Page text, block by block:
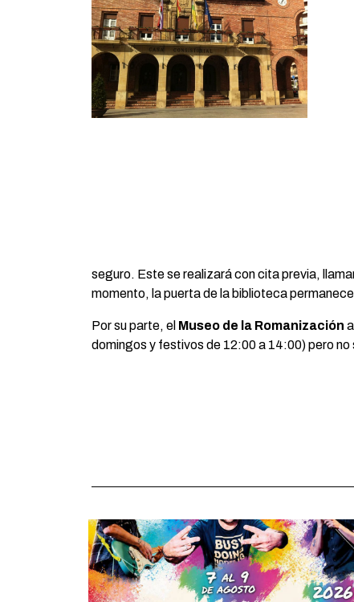
seguro. Este se realizará con cita previa,
momento, la puerta de la biblioteca
Por su parte, el Museo de la Romanización
domingos y festivos de 12:00 a 14:00) pero